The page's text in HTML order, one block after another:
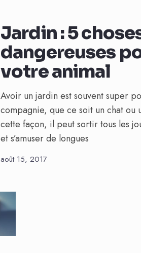
Jardin : 5
dangereuses
votre animal
Avoir un jardin est souvent super
compagnie, que ce soit un chat ou
cette façon, il peut sortir tous les
et s’amuser de longues
août 15, 2017